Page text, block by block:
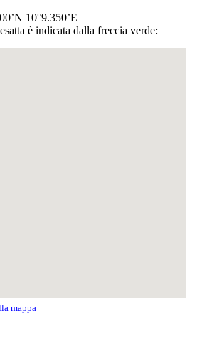
10°9.350’E
è indicata dalla freccia verde:
mappa